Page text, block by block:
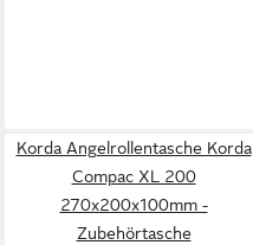
Korda Angelrollentasche Korda
Compac XL 200
270x200x100mm -
Zubehörtasche